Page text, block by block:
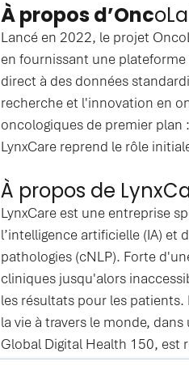
À propos d’Onc
Lancé en 2022, le projet
en fournissant une
direct à des données
recherche et l'innovation en
oncologiques de premier plan
LynxCare reprend le rôle
À propos de
LynxCare est une entreprise
l’intelligence artificielle (IA) et
pathologies (cNLP). Forte
cliniques jusqu'alors
les résultats pour les
la vie à travers le monde,
Global Digital Health 150, est
par Newsweek et Statista, et